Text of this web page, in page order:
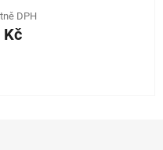
DPH
Kč